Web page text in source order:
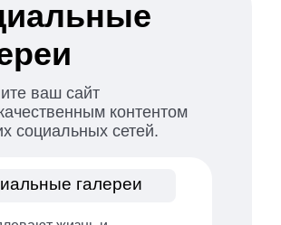
галереи
ваш сайт
контентом
социальных сетей.